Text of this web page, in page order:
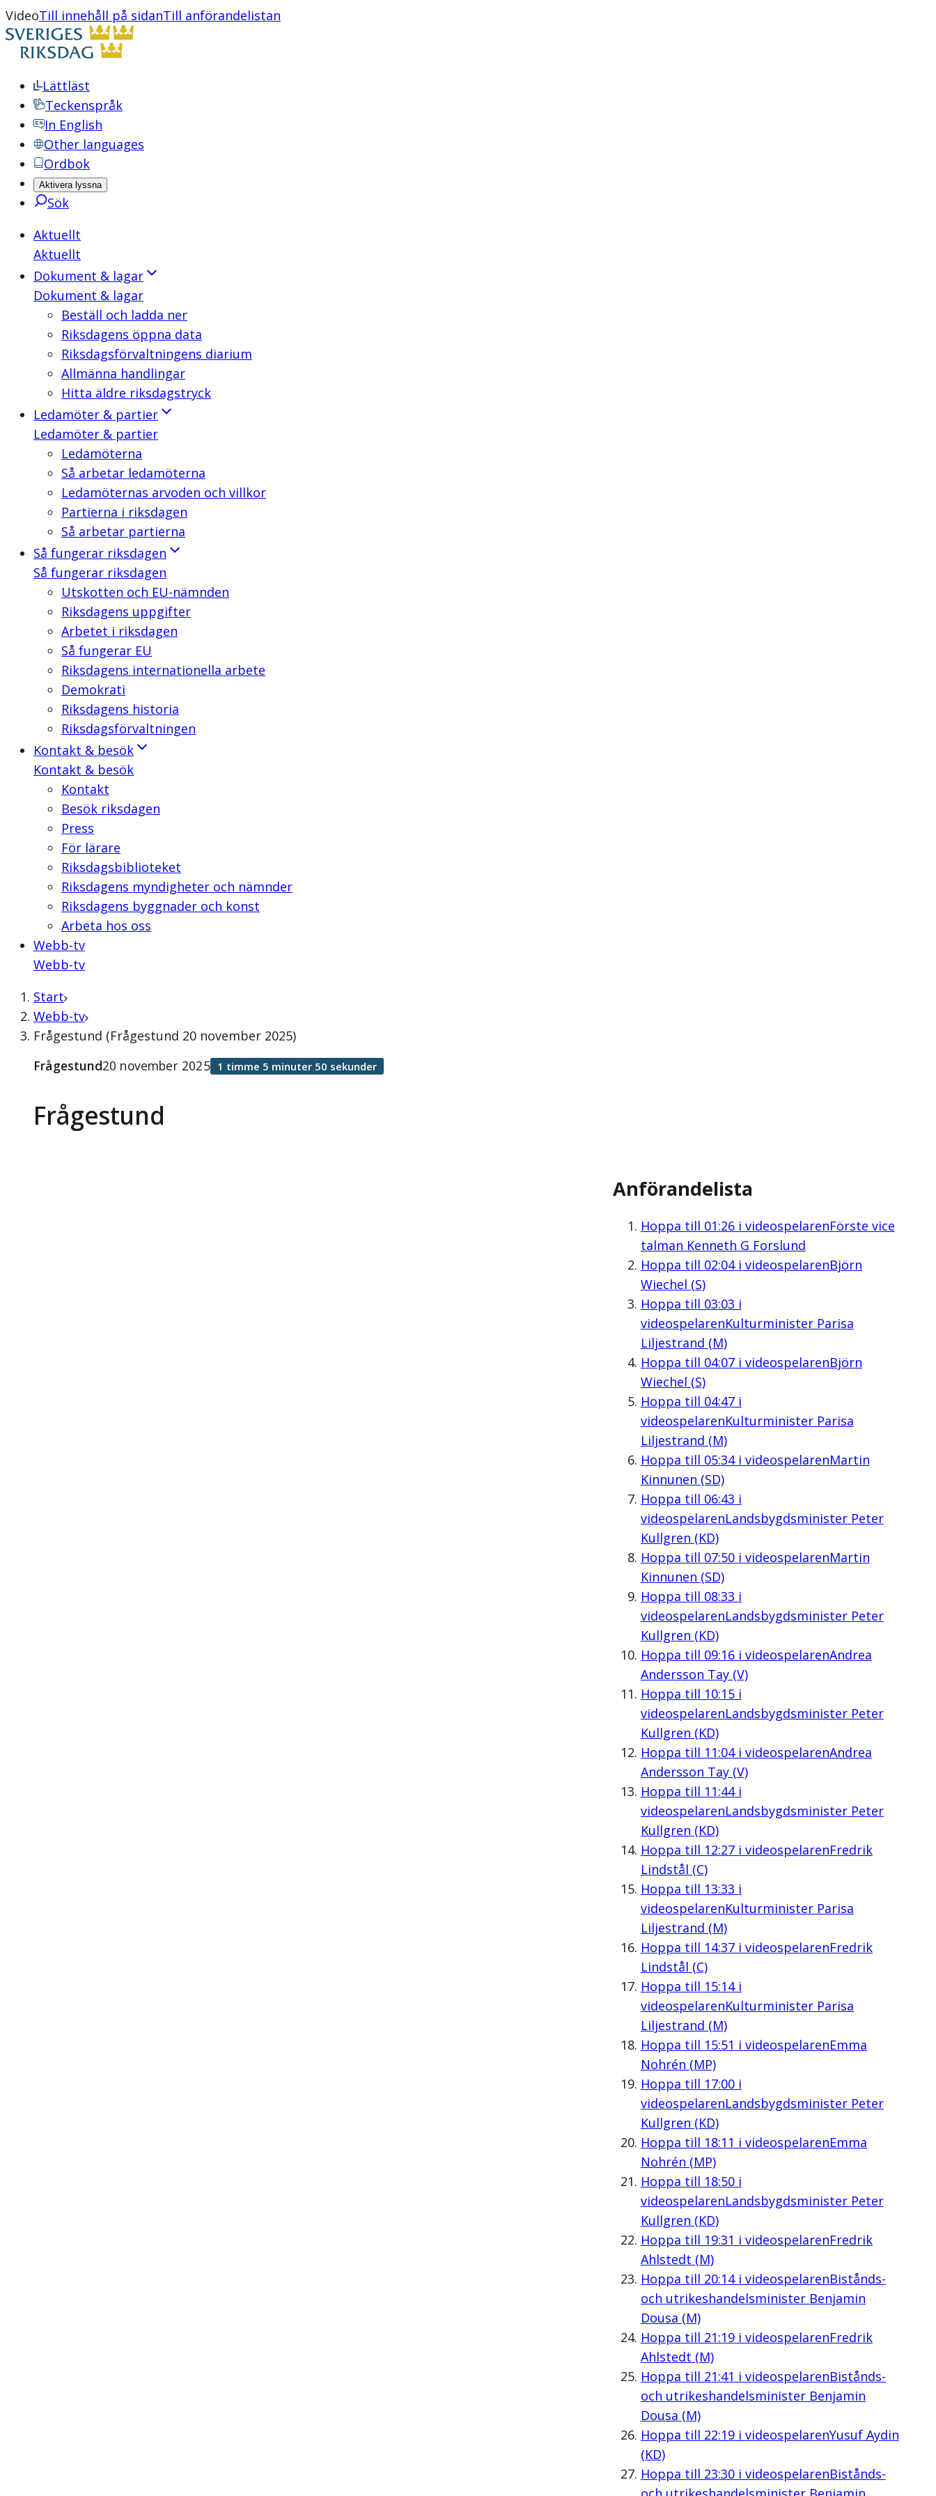
VideoTill innehåll på sidanTill anförandelistan
Lättläst
Teckenspråk
In English
Other languages
Ordbok
Aktivera lyssna
Sök
Aktuellt
Aktuellt
Dokument & lagar
Dokument & lagar
Beställ och ladda ner
Riksdagens öppna data
Riksdagsförvaltningens diarium
Allmänna handlingar
Hitta äldre riksdagstryck
Ledamöter & partier
Ledamöter & partier
Ledamöterna
Så arbetar ledamöterna
Ledamöternas arvoden och villkor
Partierna i riksdagen
Så arbetar partierna
Så fungerar riksdagen
Så fungerar riksdagen
Utskotten och EU-nämnden
Riksdagens uppgifter
Arbetet i riksdagen
Så fungerar EU
Riksdagens internationella arbete
Demokrati
Riksdagens historia
Riksdagsförvaltningen
Kontakt & besök
Kontakt & besök
Kontakt
Besök riksdagen
Press
För lärare
Riksdagsbiblioteket
Riksdagens myndigheter och nämnder
Riksdagens byggnader och konst
Arbeta hos oss
Webb-tv
Webb-tv
Start
Webb-tv
Frågestund (Frågestund 20 november 2025)
Frågestund
Frågestund20 november 2025 1 timme 5 minuter 50 sekunder
Anförandelista
Hoppa till 01:26i videospelarenFörste vice
talman Kenneth G Forslund
Hoppa till 02:04i videospelarenBjörn
Wiechel (S)
Hoppa till 03:03 i
videospelarenKulturminister Parisa
Liljestrand (M)
Hoppa till 04:07i videospelarenBjörn
Wiechel (S)
Hoppa till 04:47i
videospelarenKulturminister Parisa
Liljestrand (M)
Hoppa till 05:34i videospelarenMartin
Kinnunen (SD)
Hoppa till 06:43 i
videospelarenLandsbygdsminister Peter
Kullgren (KD)
Hoppa till 07:50i videospelarenMartin
Kinnunen (SD)
Hoppa till 08:33 i
videospelarenLandsbygdsminister Peter
Kullgren (KD)
Hoppa till 09:16i videospelarenAndrea
Andersson Tay (V)
Hoppa till 10:15i
videospelarenLandsbygdsminister Peter
Kullgren (KD)
Hoppa till 11:04i videospelarenAndrea
Andersson Tay (V)
Hoppa till 11:44i
videospelarenLandsbygdsminister Peter
Kullgren (KD)
Hoppa till 12:27i videospelarenFredrik
Lindstål (C)
Hoppa till 13:33 i
videospelarenKulturminister Parisa
Liljestrand (M)
Hoppa till 14:37i videospelarenFredrik
Lindstål (C)
Hoppa till 15:14i
videospelarenKulturminister Parisa
Liljestrand (M)
Hoppa till 15:51 i videospelarenEmma
Nohrén (MP)
Hoppa till 17:00i
videospelarenLandsbygdsminister Peter
Kullgren (KD)
Hoppa till 18:11 i videospelarenEmma
Nohrén (MP)
Hoppa till 18:50i
videospelarenLandsbygdsminister Peter
Kullgren (KD)
Hoppa till 19:31 i videospelarenFredrik
Ahlstedt (M)
Hoppa till 20:14i videospelarenBistånds-
och utrikeshandelsminister Benjamin
Dousa (M)
Hoppa till 21:19i videospelarenFredrik
Ahlstedt (M)
Hoppa till 21:41 i videospelarenBistånds-
och utrikeshandelsminister Benjamin
Dousa (M)
Hoppa till 22:19i videospelarenYusuf Aydin
(KD)
Hoppa till 23:30i videospelarenBistånds-